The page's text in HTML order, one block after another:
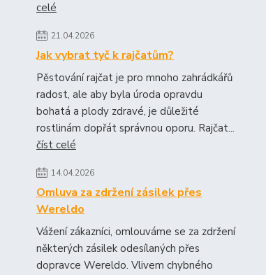
celé
21.04.2026
Jak vybrat tyč k rajčatům?
Pěstování rajčat je pro mnoho zahrádkářů
radost, ale aby byla úroda opravdu
bohatá a plody zdravé, je důležité
rostlinám dopřát správnou oporu. Rajčat...
číst celé
14.04.2026
Omluva za zdržení zásilek přes
Wereldo
Vážení zákazníci, omlouváme se za zdržení
některých zásilek odesílaných přes
dopravce Wereldo. Vlivem chybného